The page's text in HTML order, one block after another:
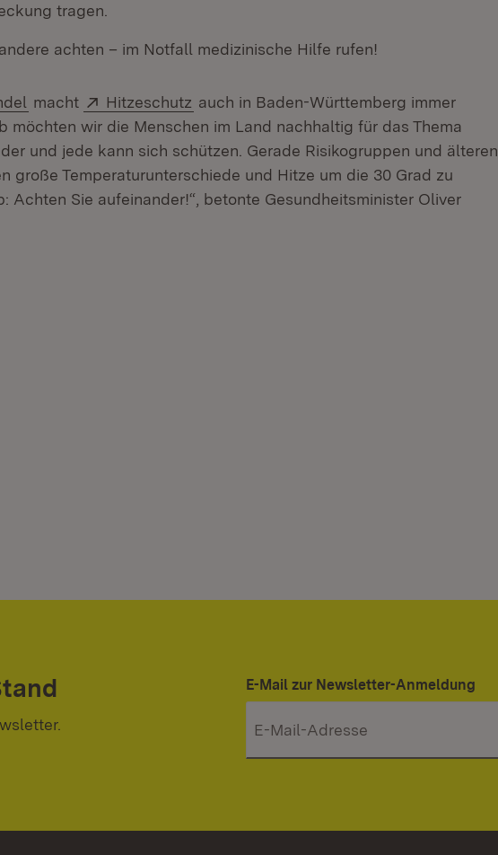
tragen.
achten – im Notfall medizinische Hilfe rufen!
(Öffnet in neuem Fenster)
macht Extern:
Hitzeschutz (Öffnet in neuem Fenster)
auch in Baden-Württemberg immer
möchten wir die Menschen im Land nachhaltig für das Thema
und jede kann sich schützen. Gerade Risikogruppen und älteren
große Temperaturunterschiede und Hitze um die 30 Grad zu
Achten Sie aufeinander!“, betonte Gesundheitsminister Oliver
E-Mail zur Newsletter-Anmeldung